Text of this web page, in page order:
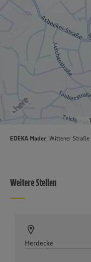
EDEKA Mader, Wittener
Weitere Stellen
Herdecke